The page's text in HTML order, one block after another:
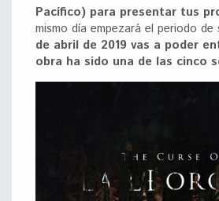
Pacífico) para presentar tus
mismo día empezará el periodo de
de abril de 2019 vas a poder
obra ha sido una de las cinco